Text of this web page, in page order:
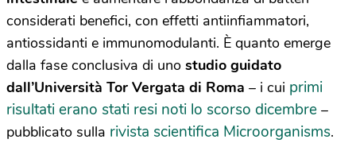
considerati benefici, con effetti antiinfiammatori,
antiossidanti e immunomodulanti. È quanto emerge
dalla fase conclusiva di uno studio guidato
dall’Università Tor Vergata di Roma – i cui primi
risultati erano stati resi noti lo scorso dicembre –
pubblicato sulla rivista scientifica Microorganisms.